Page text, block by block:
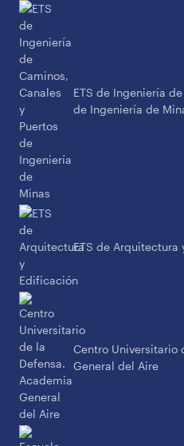
ETS de Ingeniería
de Ingeniería de
ETS de Arquitectura
Centro Universitario
General del Aire